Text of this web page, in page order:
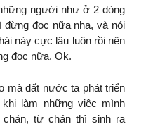
người như ở 2 dòng
đừng đọc nữa nha, và nói
này cực lâu luôn rồi nên
đọc nữa. Ok.
mà đất nước ta phát triển
làm những việc mình
từ chán thì sinh ra